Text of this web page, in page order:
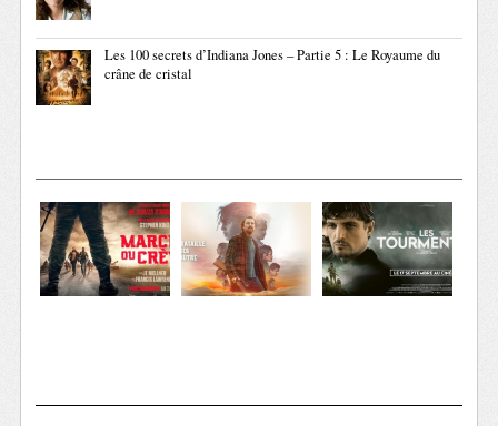
Les 100 secrets d’Indiana Jones – Partie 5 : Le Royaume du
crâne de cristal